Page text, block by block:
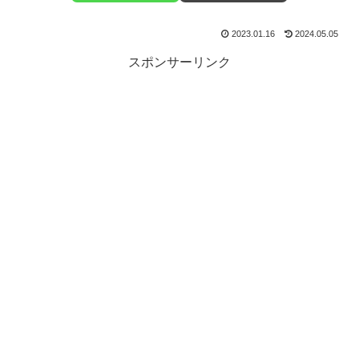
2023.01.16 2024.05.05
スポンサーリンク